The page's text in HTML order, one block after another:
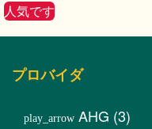
人気です
プロバイダ
AHG (3)